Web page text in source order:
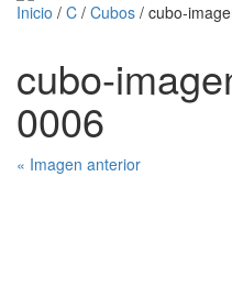
Inicio / C / Cubos / cubo-
cubo-
0006
« Imagen anterior